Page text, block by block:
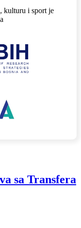
kulturu i sport je
sa Transfera